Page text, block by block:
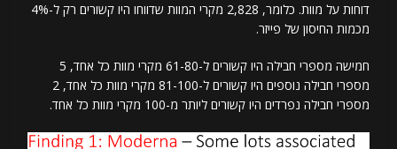
דוחות על מוות. כלומר, 2,828 מקרי המוות שדווחו היו קשורים רק ל-4%
מכמות החיסון של פייזר.
חמישה מספרי חבילה היו קשורים ל-61-80 מקרי מוות כל אחד, 5
מספרי חבילה נוספים היו קשורים ל-81-100 מקרי מוות כל אחד, 2
מספרי חבילה נפרדים היו קשורים ליותר מ-100 מקרי מוות כל אחד.